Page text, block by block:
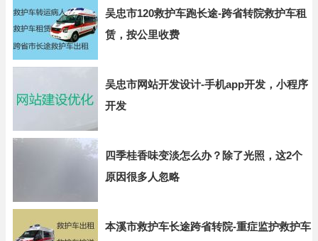
吴忠市120救护车跑长途-跨省转院救护车租
赁，按公里收费
吴忠市网站开发设计-手机app开发，小程序
开发
四季桂香味变淡怎么办？除了光照，这2个
原因很多人忽略
本溪市救护车长途跨省转院-重症监护救护车